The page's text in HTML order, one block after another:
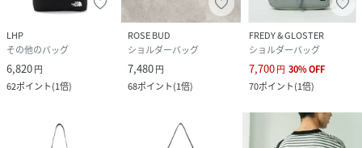
LHP
その他のバッグ
6,820円
62ポイント(1倍)
ROSE BUD
ショルダーバッグ
7,480円
68ポイント(1倍)
FREDY & GLOSTER
ショルダーバッグ
7,700円 30%OFF
70ポイント(1倍)